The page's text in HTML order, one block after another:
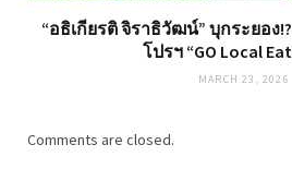
“อธิเกียรติ จิราธิวัฒน์” บุกระยอง
โปรฯ “GO Local
MARCH 23, 2026
Comments are closed.